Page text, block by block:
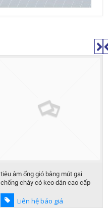
tiêu âm ống gió bằng mút gai
chống cháy có keo dán cao cấp
Liên hệ báo giá